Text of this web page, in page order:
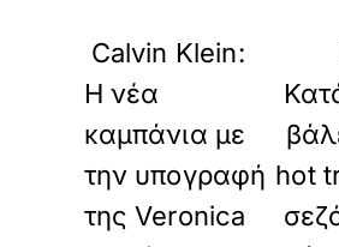
Calvin Klein:
Η νέα
καμπάνια με
την υπογραφή
της Veronica
hot